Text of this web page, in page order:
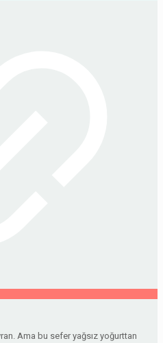
Ama bu sefer yağsız yoğurttan